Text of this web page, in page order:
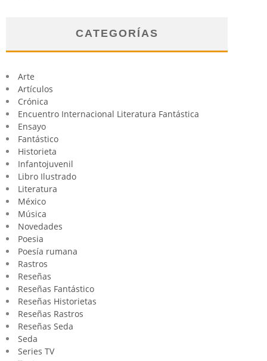
CATEGORÍAS
Arte
Artículos
Crónica
Encuentro Internacional Literatura Fantástica
Ensayo
Fantástico
Historieta
Infantojuvenil
Libro Ilustrado
Literatura
México
Música
Novedades
Poesia
Poesía rumana
Rastros
Reseñas
Reseñas Fantástico
Reseñas Historietas
Reseñas Rastros
Reseñas Seda
Seda
Series TV